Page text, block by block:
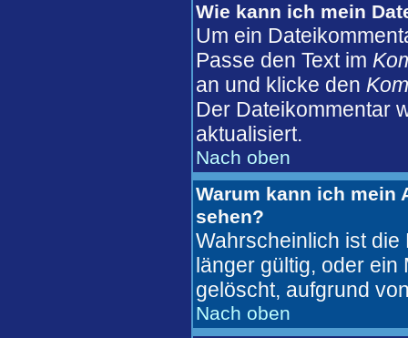
Wie kann ich mein
Um ein
Passe den Text im
an und klicke den
Der Dateikommentar
aktualisiert.
Nach oben
Warum kann ich mein
sehen?
Wahrscheinlich ist
länger gültig, oder ein
gelöscht, aufgrund
Nach oben